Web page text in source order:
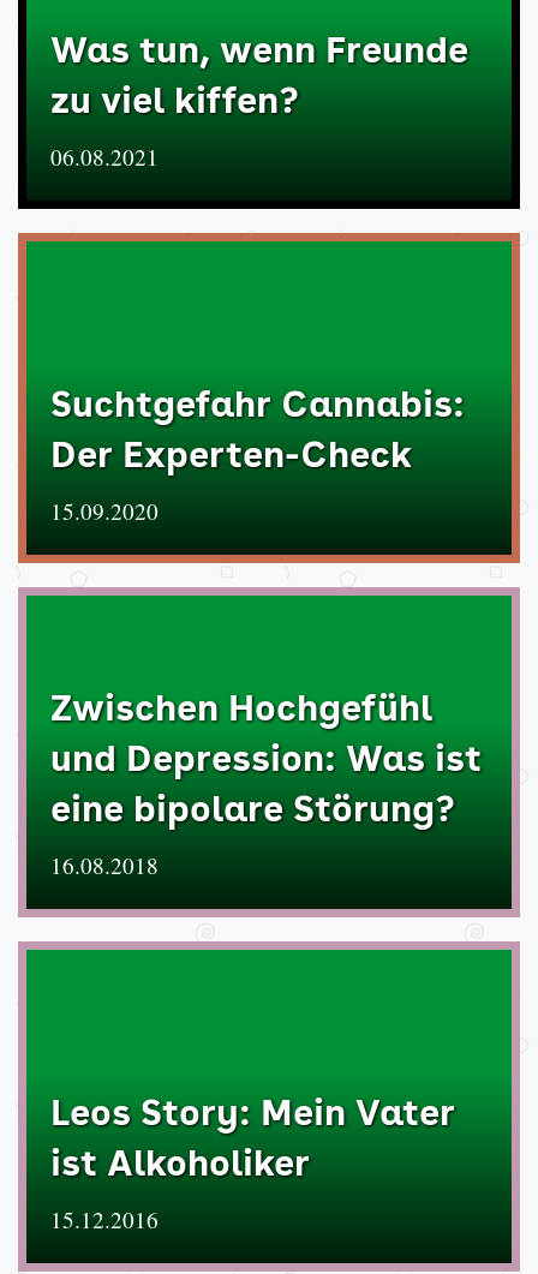
Was tun, wenn Freunde
zu viel kiffen?
06.08.2021
Suchtgefahr Cannabis:
Der Experten-Check
15.09.2020
Zwischen Hochgefühl
und Depression: Was ist
eine bipolare Störung?
16.08.2018
Leos Story: Mein Vater
ist Alkoholiker
15.12.2016